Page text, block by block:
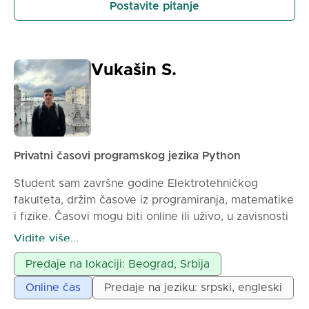
Postavite pitanje
Vukašin S.
Privatni časovi programskog jezika Python
Student sam završne godine Elektrotehničkog
fakulteta, držim časove iz programiranja, matematike
i fizike. Časovi mogu biti online ili uživo, u zavisnosti
od dogovora.
Vidite više...
Predaje na lokaciji: Beograd, Srbija
Online čas Predaje na jeziku: srpski, engleski